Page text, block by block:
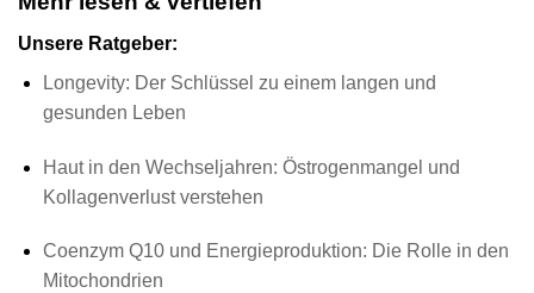
Unsere Ratgeber:
Longevity: Der Schlüssel zu einem langen und
gesunden Leben
Haut in den Wechseljahren: Östrogenmangel und
Kollagenverlust verstehen
Coenzym Q10 und Energieproduktion: Die Rolle in den
Mitochondrien